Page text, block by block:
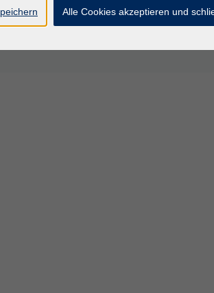
Grimma, VHS
Alle Cookies akzeptieren und